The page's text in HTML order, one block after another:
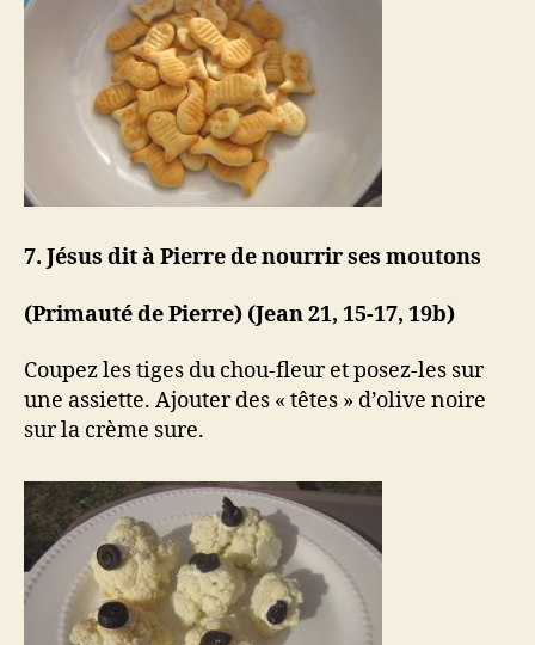
7. Jésus dit à Pierre de nourrir ses moutons
(Primauté de Pierre) (Jean 21, 15-17, 19b)
Coupez les tiges du chou-fleur et posez-les sur
une assiette. Ajouter des « têtes » d’olive noire
sur la crème sure.